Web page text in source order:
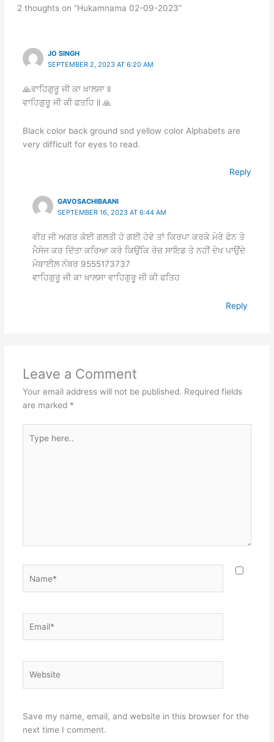
2 thoughts on “Hukamnama 02-09-2023”
JO SINGH
SEPTEMBER 2, 2023 AT 6:20 AM
🙏ਵਾਹਿਗੁਰੂ ਜੀ ਕਾ ਖ਼ਾਲਸਾ ll
ਵਾਹਿਗੁਰੂ ਜੀ ਕੀ ਫ਼ਤਹਿ ll 🙏
Black color back ground snd yellow color Alphabets are
very difficult for eyes to read.
Reply
GAVOSACHIBAANI
SEPTEMBER 16, 2023 AT 6:44 AM
ਵੀਰ ਜੀ ਅਗਰ ਕੋਈ ਗਲਤੀ ਹੋ ਗਈ ਹੋਵੇ ਤਾਂ ਕਿਰਪਾ ਕਰਕੇ ਮੇਰੇ ਫੋਨ ਤੇ
ਮੈਸੇਜ ਕਰ ਦਿੱਤਾ ਕਰਿਆ ਕਰੋ ਕਿਉਂਕਿ ਰੋਜ਼ ਸਾਇਡ ਤੇ ਨਹੀਂ ਦੇਖ ਪਾਉਂਦੇ
ਮੋਬਾਈਲ ਨੰਬਰ 9555173737
ਵਾਹਿਗੁਰੂ ਜੀ ਕਾ ਖ਼ਾਲਸਾ ਵਾਹਿਗੁਰੂ ਜੀ ਕੀ ਫਤਿਹ
Reply
Leave a Comment
Your email address will not be published. Required fields
are marked *
here..
Save my name, email, and website in this browser for the
next time I comment.